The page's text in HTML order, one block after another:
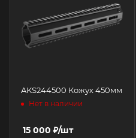
AKS244500 Кожух 450мм
Нет в наличии
15 000 ₽/шт